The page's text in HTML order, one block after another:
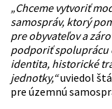
„Chceme vytvoriť
samospráv, ktorý
pre obyvateľov a
podporiť spoluprácu
identita, historické
jednotky,“uviedol
pre územnú